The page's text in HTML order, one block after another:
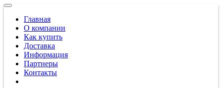
Главная
О компании
Как купить
Доставка
Информация
Партнеры
Контакты